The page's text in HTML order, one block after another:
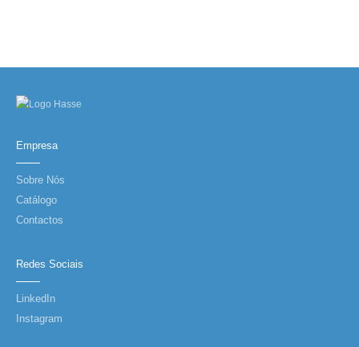
Empresa
Sobre Nós
Catálogo
Contactos
Redes Sociais
LinkedIn
Instagram